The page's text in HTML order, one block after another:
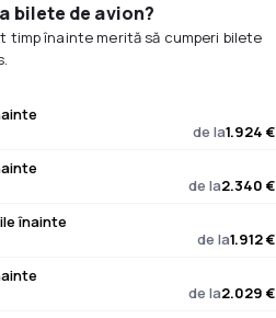
bilete de avion?
timp înainte merită să cumperi bilete
de la1.924 €
de la2.340 €
înainte
de la1.912 €
de la2.029 €